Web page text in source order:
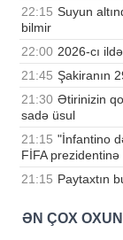
22:15 Suyun
bilmir
22:00 2026-cı
21:45 Şakiranın
21:30 Ətirinizin
sadə üsul
21:15 "İnfantino
FİFA
21:15 Paytaxtın
ƏN ÇOX